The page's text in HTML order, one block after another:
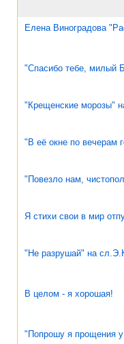
Елена Виноградова
"Спасибо тебе, милый
"Крещенские морозы"
"В её окне по вечерам
"Повезло нам,
Я стихи свои в мир
"Не разрушай" на
В целом - я хорошая!
"Попрошу я прощения